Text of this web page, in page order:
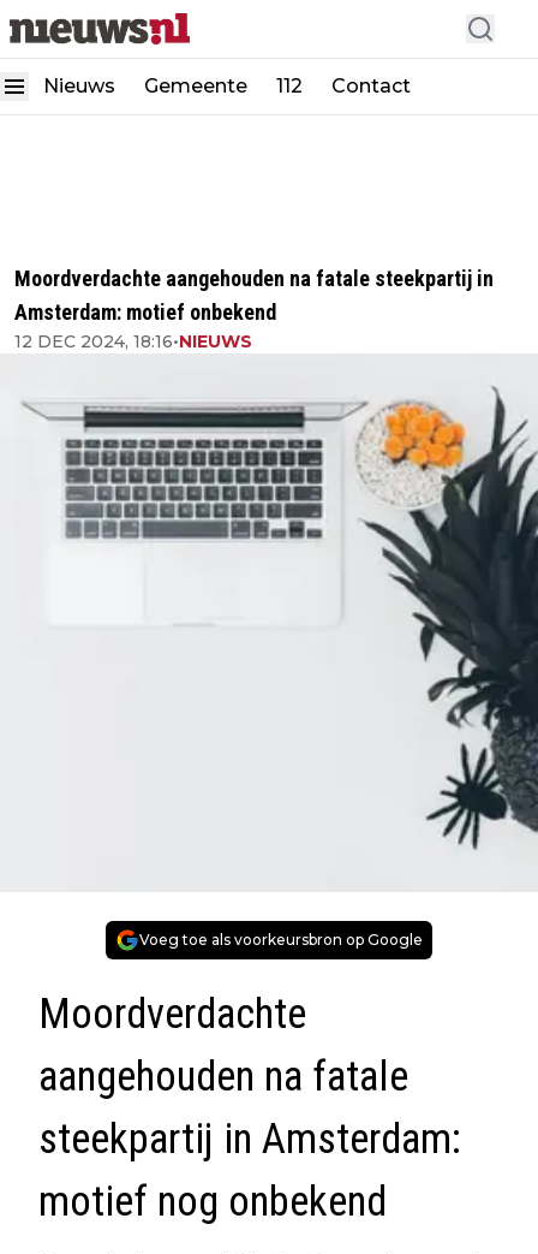
Nieuws Gemeente 112 Contact
Moordverdachte aangehouden na fatale steekpartij in
Amsterdam: motief onbekend
12 DEC 2024, 18:16•NIEUWS
Voeg toe als voorkeursbron op Google
Moordverdachte
aangehouden na fatale
steekpartij in Amsterdam:
motief nog onbekend